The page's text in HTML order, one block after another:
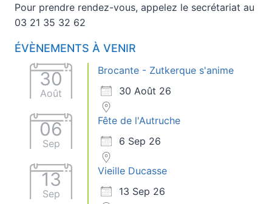
Pour prendre rendez-vous, appelez le secrétariat au
03 21 35 32 62
ÉVÈNEMENTS À VENIR
30
Août
Brocante - Zutkerque s'anime
30 Août 26
06
Sep
Fête de l'Autruche
6 Sep 26
13
Sep
Vieille Ducasse
13 Sep 26